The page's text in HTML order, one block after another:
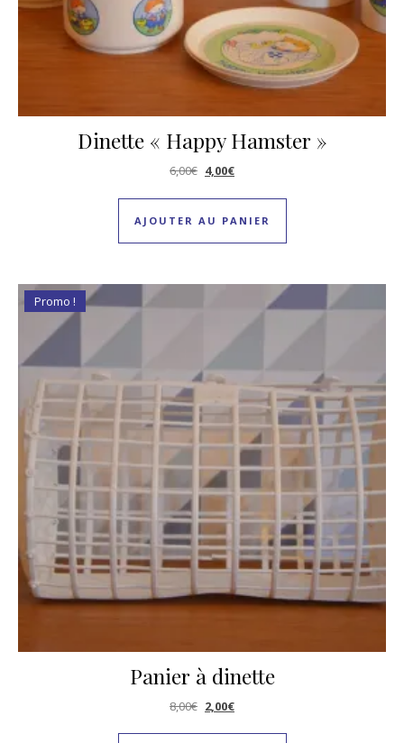
Dinette « Happy Hamster »
6,00€ Le prix initial était : 6,00€.
4,00€Le prix actuel est : 4,00€.
AJOUTER AU PANIER
Promo !
Panier à dinette
8,00€ Le prix initial était : 8,00€.
2,00€Le prix actuel est : 2,00€.